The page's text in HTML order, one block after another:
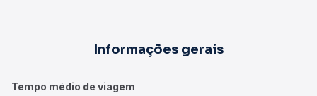
Informações gerais
Tempo médio de viagem